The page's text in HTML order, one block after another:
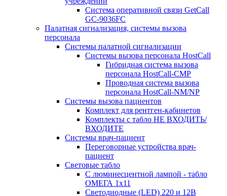
Система оперативной связи GetCall
GC-9036FC
Палатная сигнализация, системы вызова
персонала
Системы палатной сигнализации
Системы вызова персонала HostCall
Гибридная система вызова
персонала HostCall-CMP
Проводная система вызова
персонала HostCall-NM/NP
Системы вызова пациентов
Комплект для рентген-кабинетов
Комплекты с табло НЕ ВХОДИТЬ/
ВХОДИТЕ
Системы врач-пациент
Переговорные устройства врач-
пациент
Световые табло
С люминесцентной лампой - табло
ОМЕГА 1х11
Светодиодные (LED) 220 и 12В